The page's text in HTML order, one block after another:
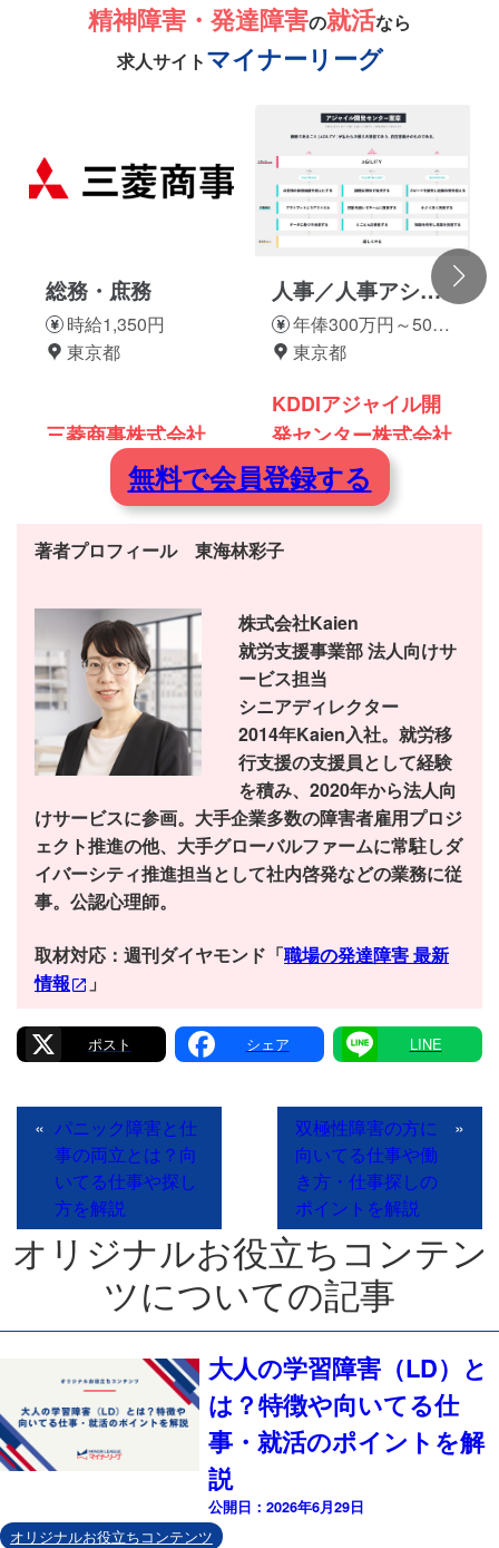
精神障害・発達障害の就活なら
求人サイトマイナーリーグ
総務・庶務
時給1,350円
東京都
三菱商事株式会社
人事／人事アシス
タント
年俸300万円～500
万円
東京都
KDDIアジャイル開
発センター株式会社
無料で会員登録する
著者プロフィール 東海林彩子
株式会社Kaien
就労支援事業部 法人向けサ
ービス担当
シニアディレクター
2014年Kaien入社。就労移
行支援の支援員として経験
を積み、2020年から法人向
けサービスに参画。大手企業多数の障害者雇用プロジ
ェクト推進の他、大手グローバルファームに常駐しダ
イバーシティ推進担当として社内啓発などの業務に従
事。公認心理師。
取材対応：週刊ダイヤモンド「職場の発達障害 最新
情報
」
X FacebookLine
« パニック障害と仕
事の両立とは？向
いてる仕事や探し
方を解説
双極性障害の方に
向いてる仕事や働
き方・仕事探しの
ポイントを解説
»
オリジナルお役立ちコンテン
ツについての記事
大人の学習障害（LD）と
は？特徴や向いてる仕
事・就活のポイントを解
説
公開日：2026年6月29日
オリジナルお役立ちコンテンツ